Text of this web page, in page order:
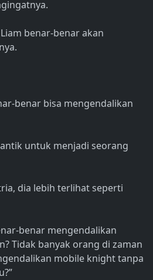
benar-benar akan
benar bisa mengendalikan
untuk menjadi seorang
dia lebih terlihat seperti
benar mengendalikan
Tidak banyak orang di zaman
mobile knight tanpa